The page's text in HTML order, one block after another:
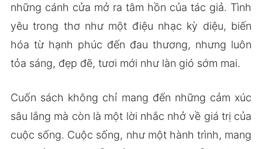
những cánh cửa mở ra tâm hồn của tác giả. Tình
yêu trong thơ như một điệu nhạc kỳ diệu, biến
hóa từ hạnh phúc đến đau thương, nhưng luôn
tỏa sáng, đẹp đẽ, tươi mới như làn gió sớm mai.
Cuốn sách không chỉ mang đến những cảm xúc
sâu lắng mà còn là một lời nhắc nhở về giá trị của
cuộc sống. Cuộc sống, như một hành trình, mang